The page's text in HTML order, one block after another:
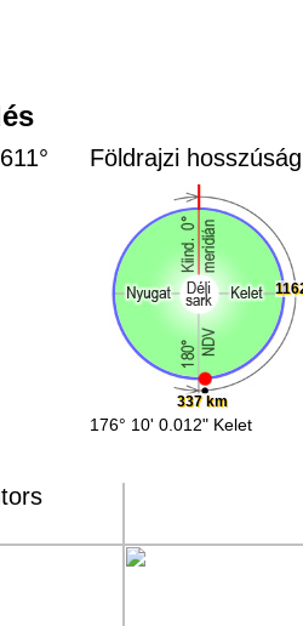
Földrajzi
337 km
176° 10' 0.012" Kelet